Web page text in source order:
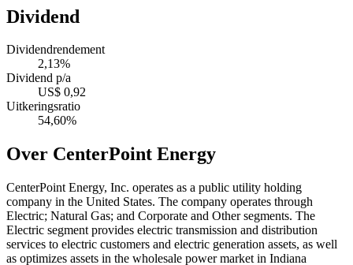
Dividend
Dividendrendement
2,13%
Dividend p/a
US$ 0,92
Uitkeringsratio
54,60%
Over CenterPoint Energy
CenterPoint Energy, Inc. operates as a public utility holding
company in the United States. The company operates through
Electric; Natural Gas; and Corporate and Other segments. The
Electric segment provides electric transmission and distribution
services to electric customers and electric generation assets, as well
as optimizes assets in the wholesale power market in Indiana